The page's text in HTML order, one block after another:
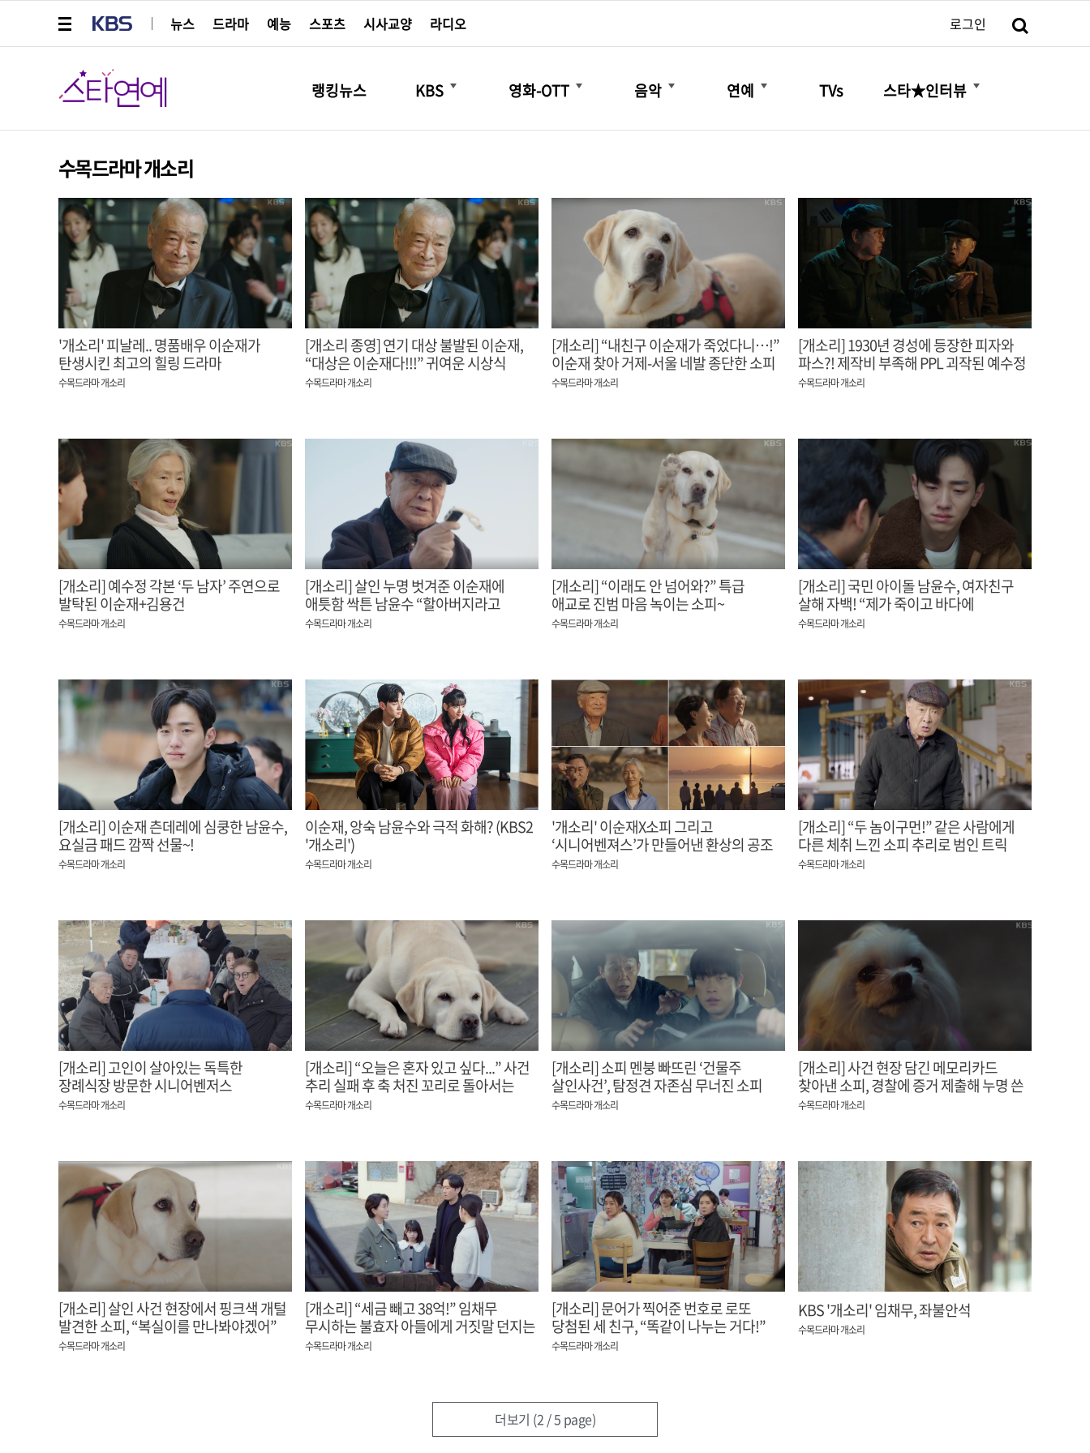
뉴스
드라마 예능 스포츠 시사교양 라디오 로그인
스타연예
랭킹뉴스 KBS
더보기
영화-OTT
더보기
음악
더보기
연예
더보기
TVs 스타★인터뷰
더보기
수목드라마 개소리
'개소리' 피날레.. 명품배우 이순재가
탄생시킨 최고의 힐링 드라마
수목드라마 개소리
[개소리 종영] 연기 대상 불발된 이순재,
“대상은 이순재다!!!” 귀여운 시상식
훼방꾼 소피에 함박웃음 엔딩~!
수목드라마 개소리
[개소리] “내친구 이순재가 죽었다니…!”
이순재 찾아 거제-서울 네발 종단한 소피
수목드라마 개소리
[개소리] 1930년 경성에 등장한 피자와
파스?! 제작비 부족해 PPL 괴작된 예수정
드라마
수목드라마 개소리
[개소리] 예수정 각본 ‘두 남자’ 주연으로
발탁된 이순재+김용건
수목드라마 개소리
[개소리] 살인 누명 벗겨준 이순재에
애틋함 싹튼 남윤수 “할아버지라고
불러도 돼요?”
수목드라마 개소리
[개소리] “이래도 안 넘어와?” 특급
애교로 진범 마음 녹이는 소피~
수목드라마 개소리
[개소리] 국민 아이돌 남윤수, 여자친구
살해 자백! “제가 죽이고 바다에
버렸어요”
수목드라마 개소리
[개소리] 이순재 츤데레에 심쿵한 남윤수,
요실금 패드 깜짝 선물~!
수목드라마 개소리
이순재, 앙숙 남윤수와 극적 화해? (KBS2
'개소리')
수목드라마 개소리
'개소리' 이순재X소피 그리고
‘시니어벤져스’가 만들어낸 환상의 공조
작전
수목드라마 개소리
[개소리] “두 놈이구먼!” 같은 사람에게
다른 체취 느낀 소피 추리로 범인 트릭
밝히는 이순재
수목드라마 개소리
[개소리] 고인이 살아있는 독특한
장례식장 방문한 시니어벤저스
수목드라마 개소리
[개소리] “오늘은 혼자 있고 싶다...” 사건
추리 실패 후 축 처진 꼬리로 돌아서는
소피
수목드라마 개소리
[개소리] 소피 멘붕 빠뜨린 ‘건물주
살인사건’, 탐정견 자존심 무너진 소피
수목드라마 개소리
[개소리] 사건 현장 담긴 메모리카드
찾아낸 소피, 경찰에 증거 제출해 누명 쓴
임채무 기사회생
수목드라마 개소리
[개소리] 살인 사건 현장에서 핑크색 개털
발견한 소피, “복실이를 만나봐야겠어”
수목드라마 개소리
[개소리] “세금 빼고 38억!” 임채무
무시하는 불효자 아들에게 거짓말 던지는
송옥숙
수목드라마 개소리
[개소리] 문어가 찍어준 번호로 로또
당첨된 세 친구, “똑같이 나누는 거다!”
약속 직후 살해당한 두 명...
수목드라마 개소리
KBS '개소리' 임채무, 좌불안석
수목드라마 개소리
더보기 (2 / 5 page)